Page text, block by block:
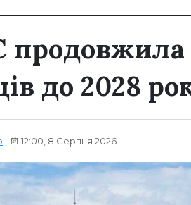
продовжила
до 2028
12:00, 8 Серпня 2026